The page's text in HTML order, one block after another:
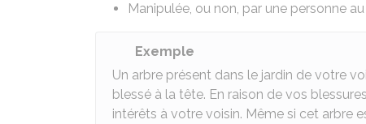
Manipulée, ou non, par une personne
Exemple
Un arbre présent dans le jardin de votre
blessé à la tête. En raison de vos
intérêts à votre voisin. Même si cet arbre